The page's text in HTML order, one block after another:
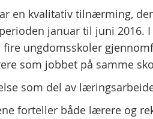
en kvalitativ tilnærming,
januar til juni 2016.
ungdomsskoler
som jobbet på samme
som del av
forteller både lærere og